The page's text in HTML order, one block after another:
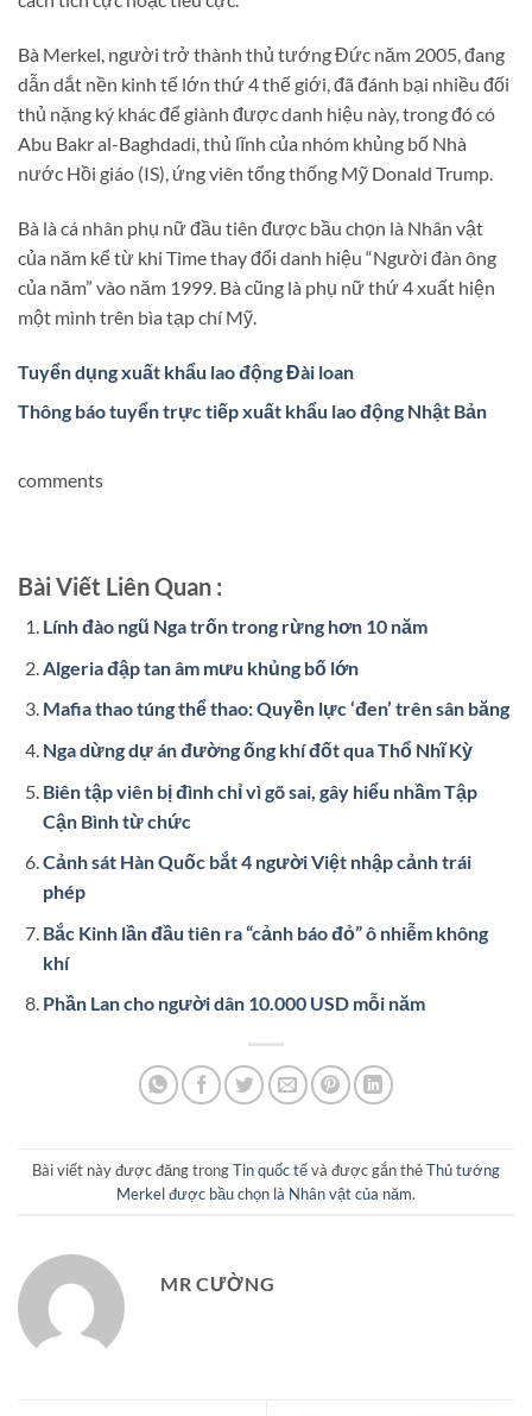
Bà Merkel, người trở thành thủ tướng Đức năm 2005, đang
dẫn dắt nền kinh tế lớn thứ 4 thế giới, đã đánh bại nhiều đối
thủ nặng ký khác để giành được danh hiệu này, trong đó có
Abu Bakr al-Baghdadi, thủ lĩnh của nhóm khủng bố Nhà
nước Hồi giáo (IS), ứng viên tổng thống Mỹ Donald Trump.
Bà là cá nhân phụ nữ đầu tiên được bầu chọn là Nhân vật
của năm kể từ khi Time thay đổi danh hiệu “Người đàn ông
của năm” vào năm 1999. Bà cũng là phụ nữ thứ 4 xuất hiện
một mình trên bìa tạp chí Mỹ.
Tuyển dụng xuất khẩu lao động Đài loan
Thông báo tuyển trực tiếp xuất khẩu lao động Nhật Bản
comments
Bài Viết Liên Quan :
Lính đào ngũ Nga trốn trong rừng hơn 10 năm
Algeria đập tan âm mưu khủng bố lớn
Mafia thao túng thể thao: Quyền lực ‘đen’ trên sân băng
Nga dừng dự án đường ống khí đốt qua Thổ Nhĩ Kỳ
Biên tập viên bị đình chỉ vì gõ sai, gây hiểu nhầm Tập
Cận Bình từ chức
Cảnh sát Hàn Quốc bắt 4 người Việt nhập cảnh trái
phép
Bắc Kinh lần đầu tiên ra “cảnh báo đỏ” ô nhiễm không
khí
Phần Lan cho người dân 10.000 USD mỗi năm
Bài viết này được đăng trongTin quốc tếvà được gắn thẻThủ tướng
Merkel được bầu chọn là Nhân vật của năm.
MR CƯỜNG